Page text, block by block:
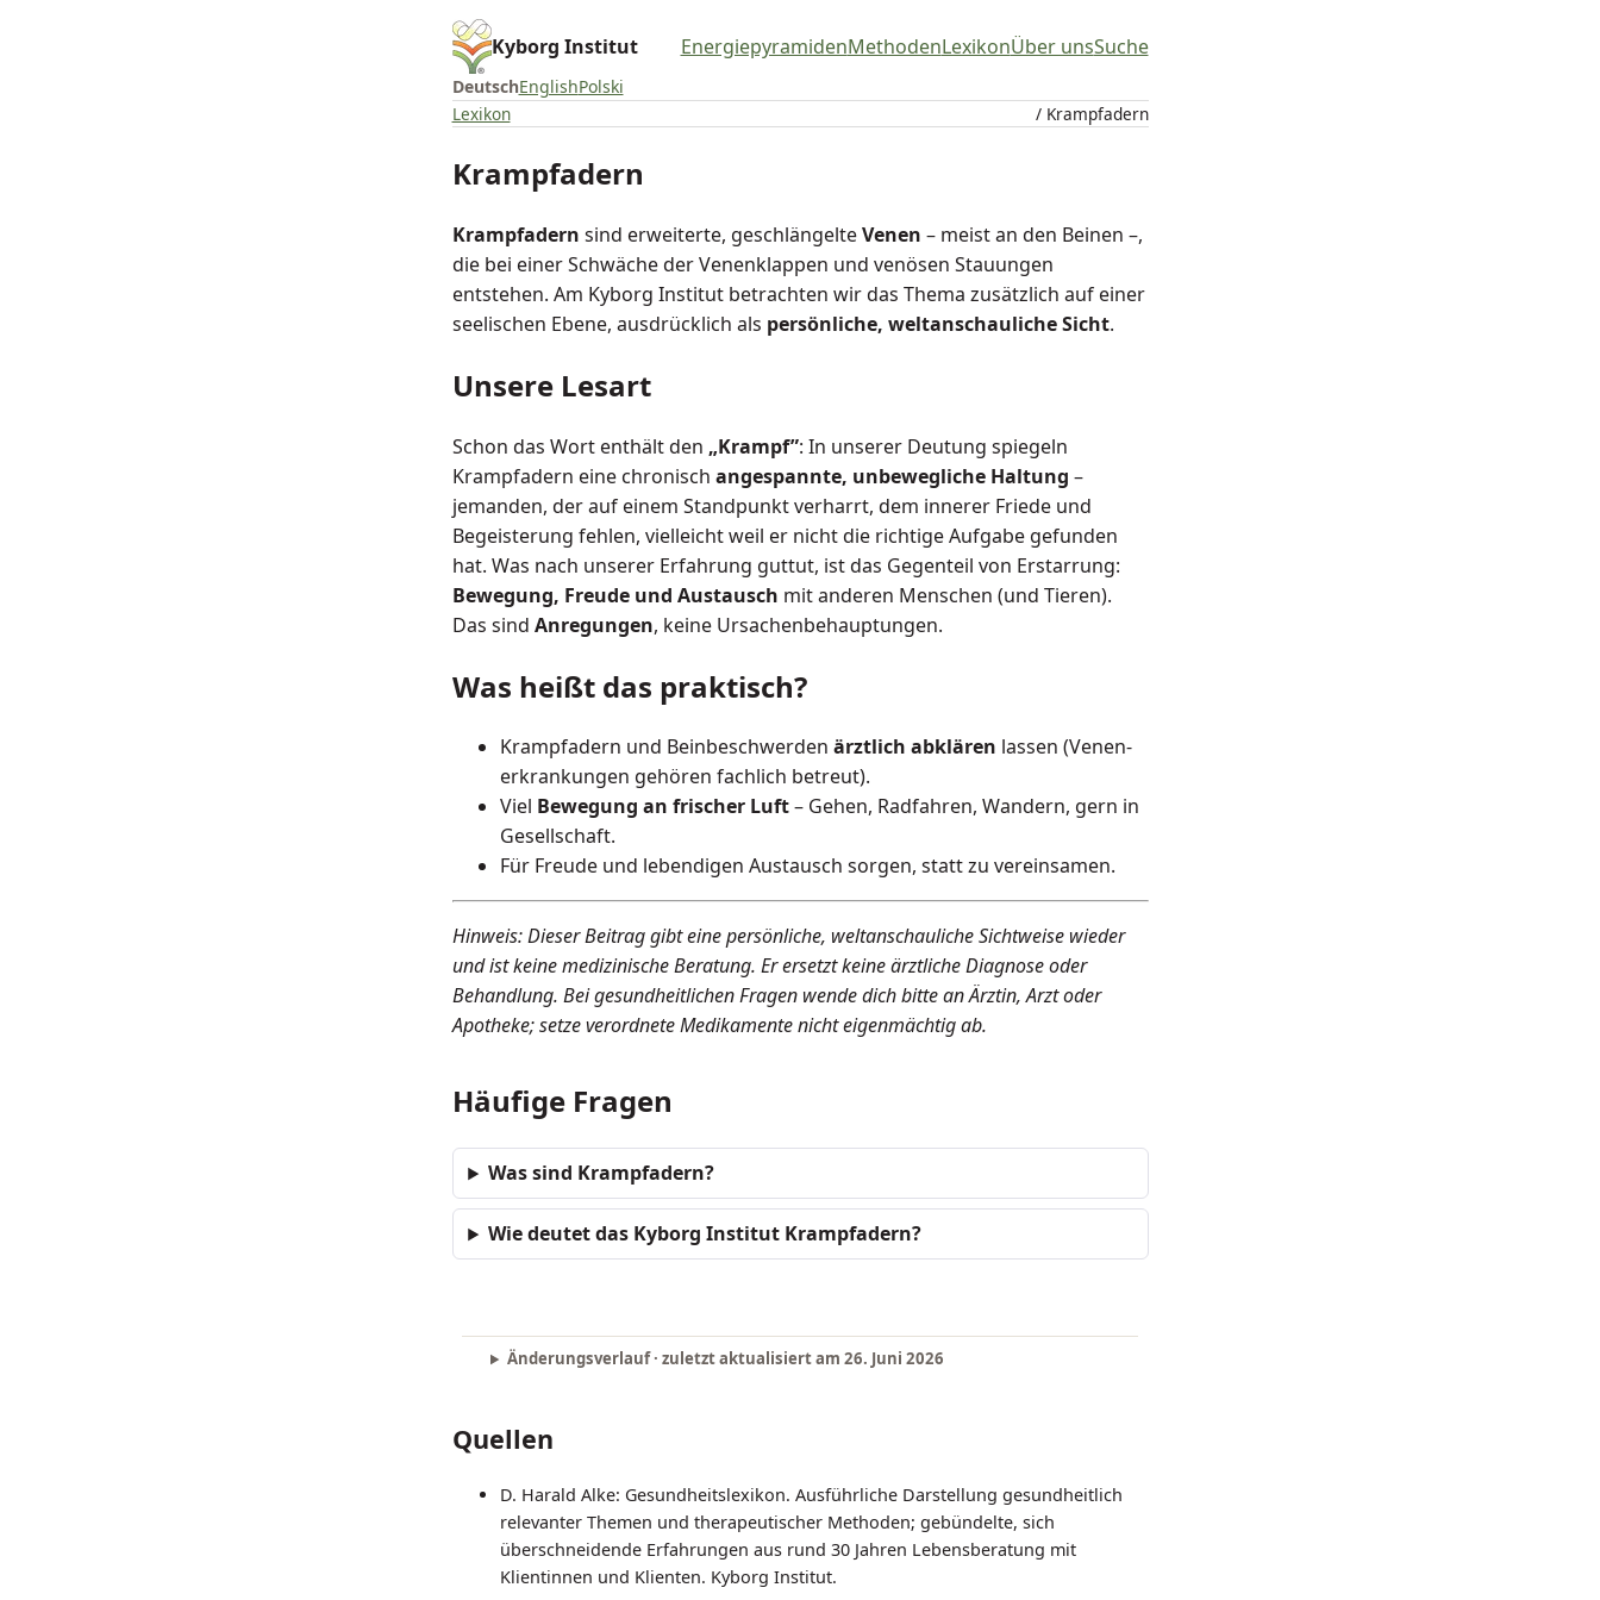
Kyborg Institut EnergiepyramidenMethodenLexikonÜber unsSuche
DeutschEnglishPolski
Lexikon
/ Krampfadern
Krampfadern
Krampfadern sind erweiterte, geschlängelteVenen – meist an den Beinen –,
die bei einer Schwäche der Venenklappen und venösen Stauungen
entstehen. Am Kyborg Institut betrachten wir das Thema zusätzlich auf einer
seelischen Ebene, ausdrücklich als persönliche, weltanschauliche Sicht.
Unsere Lesart
Schon das Wort enthält den „Krampf”: In unserer Deutung spiegeln
Krampfadern eine chronisch angespannte, unbewegliche Haltung –
jemanden, der auf einem Standpunkt verharrt, dem innerer Friede und
Begeisterung fehlen, vielleicht weil er nicht die richtige Aufgabe gefunden
hat. Was nach unserer Erfahrung guttut, ist das Gegenteil von Erstarrung:
Bewegung, Freude und Austausch mit anderen Menschen (und Tieren).
Das sind Anregungen, keine Ursachenbehauptungen.
Was heißt das praktisch?
Krampfadern und Beinbeschwerden ärztlich abklären lassen (Venen­
erkrankungen gehören fachlich betreut).
Viel Bewegung an frischer Luft– Gehen, Radfahren, Wandern, gern in
Gesellschaft.
Für Freude und lebendigen Austausch sorgen, statt zu vereinsamen.
Hinweis: Dieser Beitrag gibt eine persönliche, weltanschauliche Sichtweise wieder
und ist keine medizinische Beratung. Er ersetzt keine ärztliche Diagnose oder
Behandlung. Bei gesundheitlichen Fragen wende dich bitte an Ärztin, Arzt oder
Apotheke; setze verordnete Medikamente nicht eigenmächtig ab.
Häufige Fragen
Was sind Krampfadern?
Wie deutet das Kyborg Institut Krampfadern?
Änderungsverlauf · zuletzt aktualisiert am 26. Juni 2026
Quellen
D. Harald Alke: Gesundheitslexikon. Ausführliche Darstellung gesundheitlich
relevanter Themen und therapeutischer Methoden; gebündelte, sich
überschneidende Erfahrungen aus rund 30 Jahren Lebensberatung mit
Klientinnen und Klienten. Kyborg Institut.